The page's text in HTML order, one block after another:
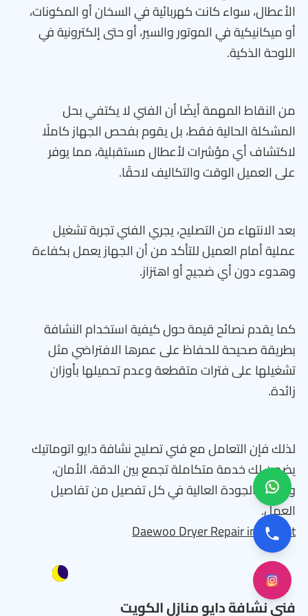
الأعطال، سواء كانت كهربائية في السخان أو المكونات،
أو ميكانيكية في الموتور والسير، أو حتى إلكترونية في
اللوحة الذكية.
من النقاط المهمة أيضًا أن الفني لا يكتفي بحل
المشكلة الحالية فقط، بل يقوم بفحص الجهاز كاملًا
لاكتشاف أي مؤشرات لأعطال مستقبلية، مما يوفر
على العميل الوقت والتكاليف لاحقًا.
بعد الانتهاء من التصليح، يجري الفني تجربة تشغيل
عملية أمام العميل للتأكد من أن الجهاز يعمل بكفاءة
وهدوء دون أي ضجيج أو اهتزاز.
كما يقدم نصائح قيمة حول كيفية استخدام النشافة
بطريقة صحيحة للحفاظ على عمرها الافتراضي مثل
تشغيلها على فترات متقطعة وعدم تحميلها بأوزان
زائدة.
لذلك فإن التعامل مع فني تصليح نشافة دايو اتوماتيك
يضمن لك خدمة متكاملة تجمع بين الدقة، الأمان،
وضمان الجودة العالية في كل تفصيل من تفاصيل
العمل.
Daewoo Dryer Repair in Kuwait
فني نشافة دايو منازل الكويت